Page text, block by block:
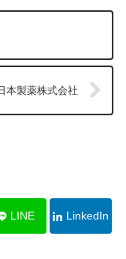
本製薬株式会社
LINE LinkedIn